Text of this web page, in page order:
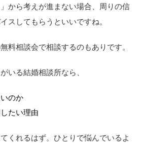
から考えが進まない場合、周りの信
スしてもらうといいですね。
料相談会で相談するのもありです。
いる結婚相談所なら、
のか
たい理由
くれるはず。ひとりで悩んでいるよ